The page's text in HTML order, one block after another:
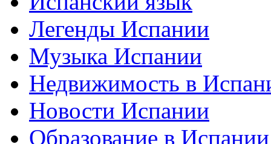
Легенды Испании
Музыка Испании
Недвижимость в
Новости Испании
Образование в Испании